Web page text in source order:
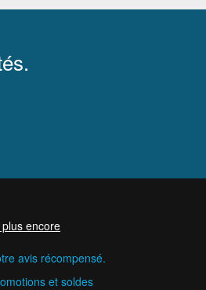
plus encore
avis récompensé.
et soldes